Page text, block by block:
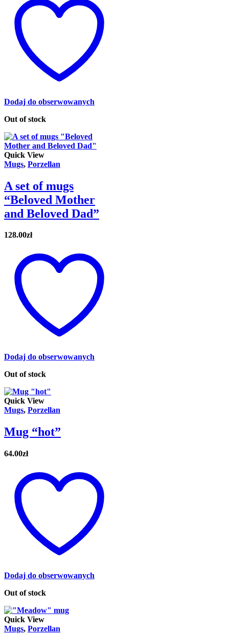
Dodaj do obserwowanych
Out of stock
Quick View
Mugs, Porzellan
A set of mugs
“Beloved Mother
and Beloved Dad”
128.00zł
Dodaj do obserwowanych
Out of stock
Quick View
Mugs, Porzellan
Mug “hot”
64.00zł
Dodaj do obserwowanych
Out of stock
Quick View
Mugs, Porzellan